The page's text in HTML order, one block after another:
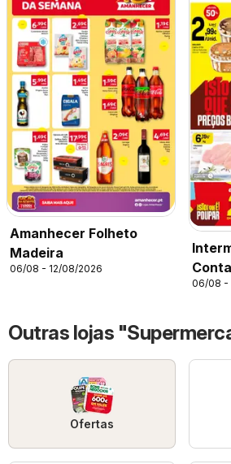
Amanhecer Folheto
Madeira
06/08 - 12/08/2026
06/08 -
Outras lojas
Ofertas